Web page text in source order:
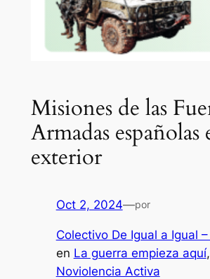
Misiones de las
Armadas españolas
exterior
Oct 2, 2024—por
Colectivo De Igual a Igual
en La guerra empieza aquí
Noviolencia Activa